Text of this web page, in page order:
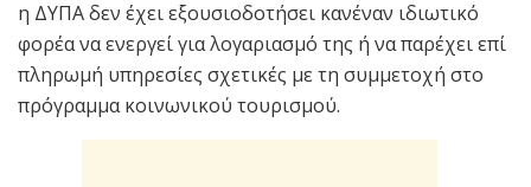
η ΔΥΠΑ δεν έχει εξουσιοδοτήσει κανέναν ιδιωτικό
φορέα να ενεργεί για λογαριασμό της ή να παρέχει επί
πληρωμή υπηρεσίες σχετικές με τη συμμετοχή στο
πρόγραμμα κοινωνικού τουρισμού.